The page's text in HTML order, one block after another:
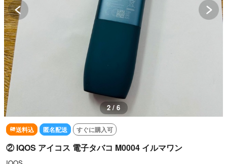
2 / 6
送料込 匿名配送 すぐに購入可
② IQOS アイコス 電子タバコ M0004 イルマワン